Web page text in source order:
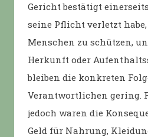
Gericht bestätigt
seine Pflicht verletzt
Menschen zu schützen,
Herkunft oder
bleiben die konkreten
Verantwortlichen gering.
jedoch waren die
Geld für Nahrung,